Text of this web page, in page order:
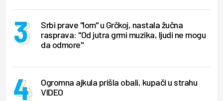
Srbi prave "lom" u Grčkoj, nastala žučna
rasprava: "Od jutra grmi muzika, ljudi ne mogu
da odmore"
Ogromna ajkula prišla obali, kupači u strahu
VIDEO